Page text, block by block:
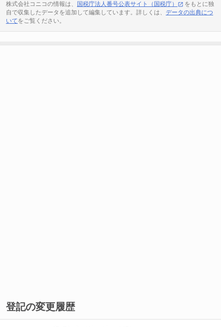
株式会社コニコの情報は、 国税庁法人番号公表サイト（国税庁）
をもとに独
自で収集したデータを追加して編集しています。詳しくは、 データの出典につ
いてをご覧ください。
登記の変更履歴